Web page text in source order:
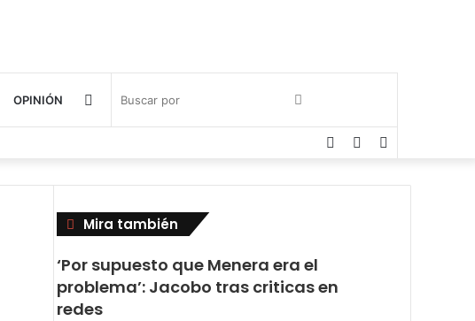
OPINIÓN Buscar
Publicación
Twitter
Facebook
Mira también
Cerrar
‘Por supuesto que Menera era el
problema’: Jacobo tras criticas en
redes